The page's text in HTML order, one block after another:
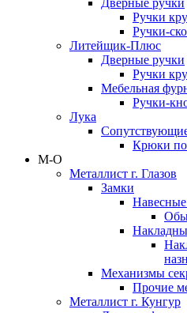
Дверные ручки
Ручки
Ручки-
Литейщик-Плюс
Дверные ручки
Ручки
Мебельная
Ручки-
Лука
Крюки
М-О
Металлист г. Глазов
Замки
Механизмы
Прочие
Металлист г. Кунгур